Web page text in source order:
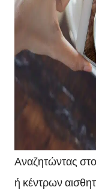
Αναζητώντας
ή κέντρων